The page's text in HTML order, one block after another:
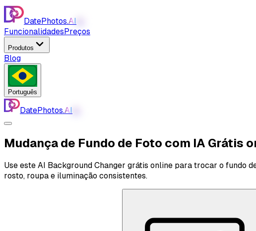
DatePhotos.AI
FuncionalidadesPreços
Produtos
Blog
Português
DatePhotos.AI
Mudança de Fundo de Foto com IA Grátis
Use este AI Background Changer grátis online para trocar o fundo
rosto, roupa e iluminação consistentes.